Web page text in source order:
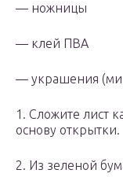
— ножницы
— клей ПВА
— украшения
1. Сложите лист
основу открытки.
2. Из зеленой